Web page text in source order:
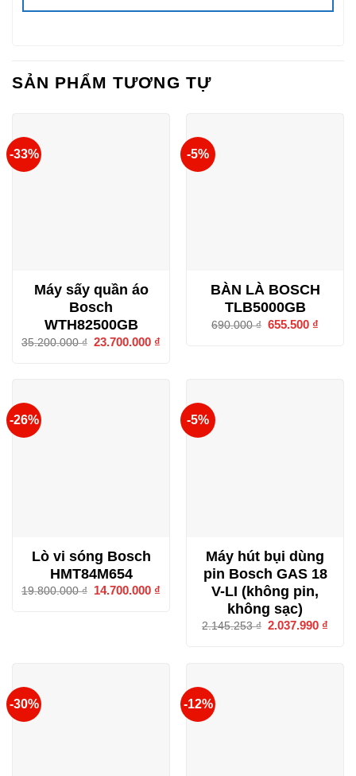
SẢN PHẨM TƯƠNG TỰ
-33%
Máy sấy quần áo
Bosch
WTH82500GB
35.200.000₫ Giá
23.700.000 ₫
23.700.000 ₫.
-5%
BÀN LÀ BOSCH
TLB5000GB
690.000₫ Giá
655.500 ₫
-26%
Lò vi sóng Bosch
HMT84M654
19.800.000₫
Giá
14.700.000 ₫
14.700.000 ₫.
-5%
Máy hút bụi dùng
pin Bosch GAS 18
V-LI (không pin,
không sạc)
2.145.253₫ Giá
2.037.990 ₫
-30% -12%